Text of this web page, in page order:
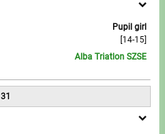
Pupil girl
[14-15]
Alba Triatlon SZSE
31